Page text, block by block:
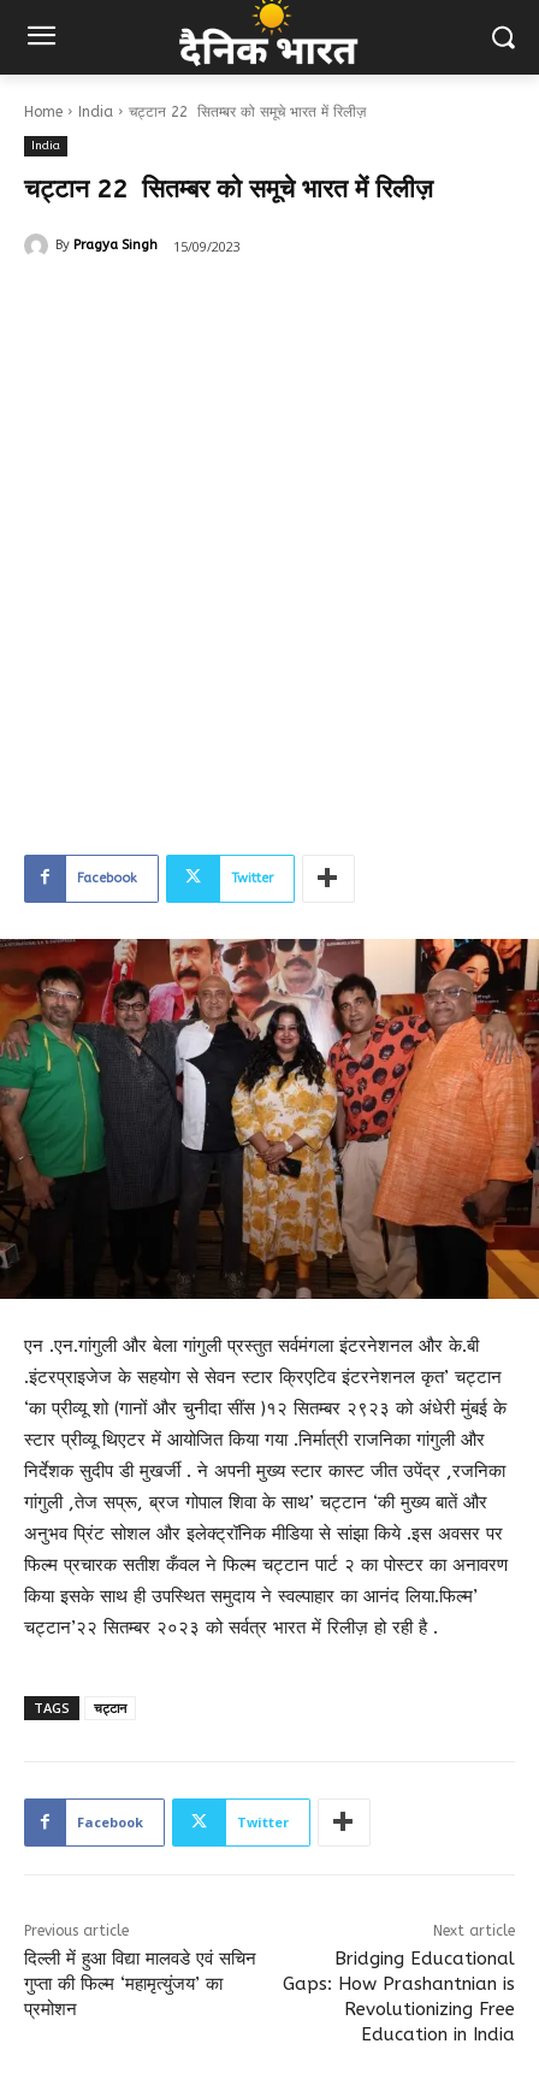
Home India चट्टान 22 सितम्बर को समूचे भारत में रिलीज़
India
चट्टान 22 सितम्बर को समूचे भारत में रिलीज़
By Pragya Singh 15/09/2023
Facebook Twitter
एन .एन.गांगुली और बेला गांगुली प्रस्तुत सर्वमंगला इंटरनेशनल और के.बी
.इंटरप्राइजेज के सहयोग से सेवन स्टार क्रिएटिव इंटरनेशनल कृत’ चट्टान
‘का प्रीव्यू शो (गानों और चुनीदा सींस )१२ सितम्बर २९२३ को अंधेरी मुंबई के
स्टार प्रीव्यू थिएटर में आयोजित किया गया .निर्मात्री राजनिका गांगुली और
निर्देशक सुदीप डी मुखर्जी . ने अपनी मुख्य स्टार कास्ट जीत उपेंद्र ,रजनिका
गांगुली ,तेज सप्रू, ब्रज गोपाल शिवा के साथ’ चट्टान ‘की मुख्य बातें और
अनुभव प्रिंट सोशल और इलेक्ट्रॉनिक मीडिया से सांझा किये .इस अवसर पर
फिल्म प्रचारक सतीश कँवल ने फिल्म चट्टान पार्ट २ का पोस्टर का अनावरण
किया इसके साथ ही उपस्थित समुदाय ने स्वल्पाहार का आनंद लिया.फिल्म’
चट्टान’२२ सितम्बर २०२३ को सर्वत्र भारत में रिलीज़ हो रही है .
TAGS चट्टान
Facebook Twitter
Previous article
दिल्ली में हुआ विद्या मालवडे एवं सचिन
गुप्ता की फिल्म ‘महामृत्युंजय’ का
प्रमोशन
Next article
Bridging Educational
Gaps: How Prashantnian is
Revolutionizing Free
Education in India